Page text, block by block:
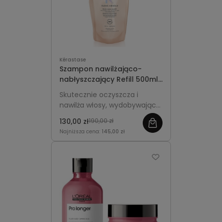
Kérastase
Szampon nawilżająco-
nabłyszczający Refill 500ml
- Kérastase Gloss Absolu
Hydra-Glaze
Skutecznie oczyszcza i
nawilża włosy, wydobywając
Ekologiczne opakowanie Refill
do uzupełniania.
130,00 zł190,00 zł
Najniższa cena: 145,00 zł